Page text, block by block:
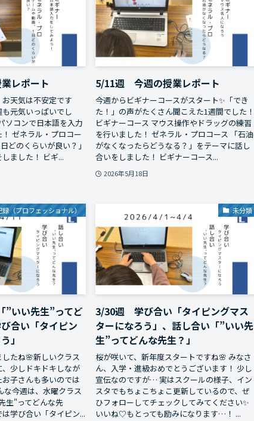
レポート
天気は不安定です
元気いっぱいでし
ソコンで日本語を入力
ゼネラル・プロコー
どのくらいが良い？」
ました！ ビギ...
5/11週 今週の授業レポート
今週からビギナーコースがスタート✨「でき
た！」の声がたくさん聞こえた1週間でした！
ビギナーコース マウス操作やドラッグの練習
を行いました！ ゼネラル・プロコース 「石油
がなくなったらどうなる？」をテーマに話し
合いをしました！ ビギナーコース...
2026年5月18日
（プロフェッショナル）
いい先生”ってど
合い「タイピン
」
たね🌸新しいクラス
少しドキドキしなが
子さんも多いのでは
な今週は、水曜クラス
生"ってどんな先
学び合い「タイピン...
未分類
3/30週 学び合い「タイピングマス
ターになろう」、話し合い「”いい先
生”ってどんな先生？」
桜が咲いて、新年度スタートですね🌸 みなさ
ん、入学・進級おめでとうございます！ 少し
宣伝なのですが… 実はスクールの様子、イン
スタでもちょこちょこ更新しているので、ぜ
ひフォローしてチェックしてみてください✨
いいね♡もとっても励みになります…！ ...